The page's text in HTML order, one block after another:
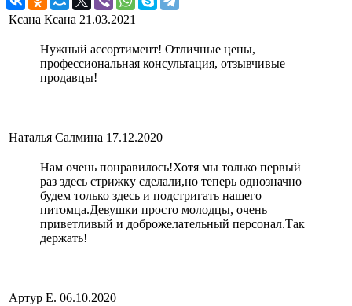
Ксана Ксана 21.03.2021
Нужный ассортимент! Отличные цены,
профессиональная консультация, отзывчивые
продавцы!
Наталья Салмина 17.12.2020
Нам очень понравилось!Хотя мы только первый
раз здесь стрижку сделали,но теперь однозначно
будем только здесь и подстригать нашего
питомца.Девушки просто молодцы, очень
приветливый и доброжелательный персонал.Так
держать!
Артур Е. 06.10.2020